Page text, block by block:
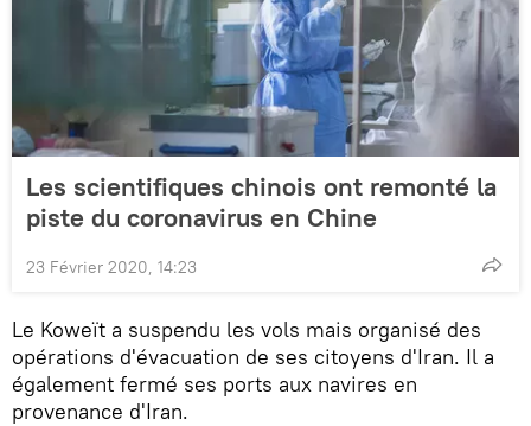
Les scientifiques chinois ont remonté la
piste du coronavirus en Chine
23 Février 2020, 14:23
Le Koweït a suspendu les vols mais organisé des
opérations d'évacuation de ses citoyens d'Iran. Il a
également fermé ses ports aux navires en
provenance d'Iran.